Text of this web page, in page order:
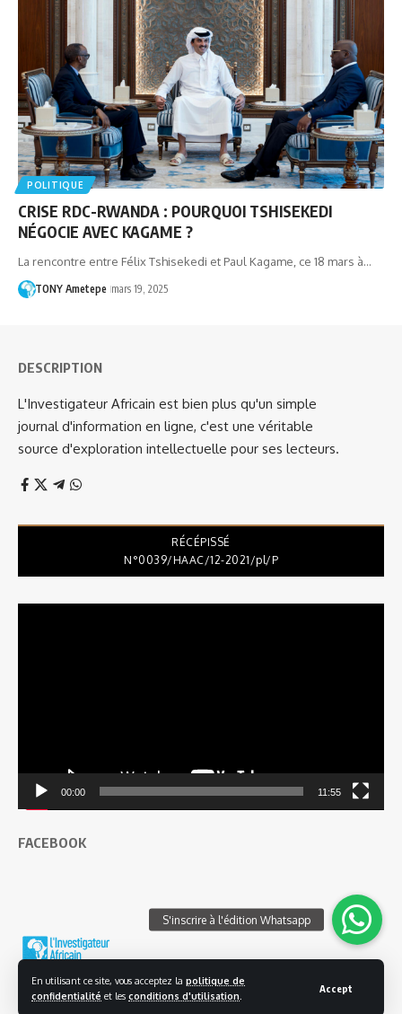
En utilisant ce site, vous acceptez la politique de
confidentialité et les conditions d'utilisation
Accept
POLITIQUE
CRISE RDC-RWANDA : POURQUOI TSHISEKEDI
NÉGOCIE AVEC KAGAME ?
La rencontre entre Félix Tshisekedi et Paul Kagame, ce 18 mars à…
TONY Ametepe mars 19, 2025
DESCRIPTION
L'Investigateur Africain est bien plus qu'un simple
journal d'information en ligne, c'est une véritable
source d'exploration intellectuelle pour ses lecteurs.
RÉCÉPISSÉ
N°0039/HAAC/12-2021/pl/P
00:00 11:55
FACEBOOK
© 2025 L'investigateur Africain | Tous droits réservés